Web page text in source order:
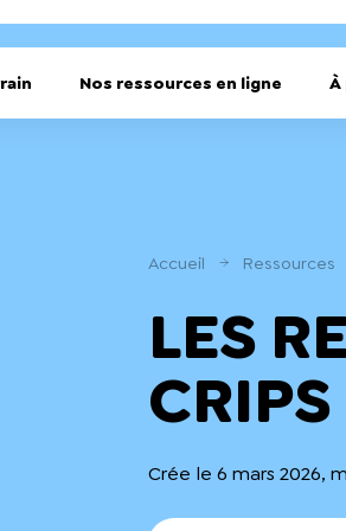
Nos ressources en ligne À
Accueil Ressources
LES
Crée le 6 mars 2026,